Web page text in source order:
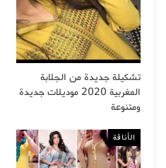
تشكيلة جديدة من الجلابة
المغربية 2020 موديلات جديدة
ومتنوعة
الأناقة